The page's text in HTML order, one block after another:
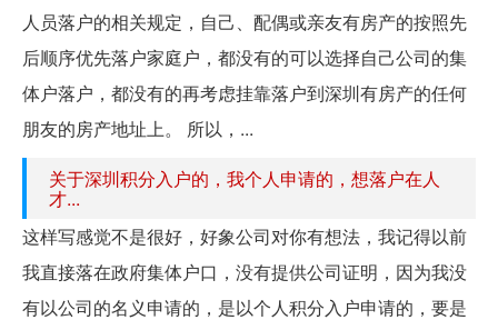
人员落户的相关规定，自己、配偶或亲友有房产的按照先
后顺序优先落户家庭户，都没有的可以选择自己公司的集
体户落户，都没有的再考虑挂靠落户到深圳有房产的任何
朋友的房产地址上。 所以，...
关于深圳积分入户的，我个人申请的，想落户在人
才...
这样写感觉不是很好，好象公司对你有想法，我记得以前
我直接落在政府集体户口，没有提供公司证明，因为我没
有以公司的名义申请的，是以个人积分入户申请的，要是